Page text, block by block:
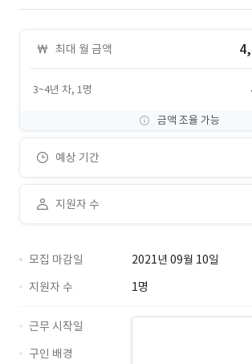
최대 월 금액
3~4년 차, 1명
금액 조율 가능
예상 기간
지원자 수
모집 마감일
2021년 09월 10일
지원자 수
1명
근무 시작일
구인 배경